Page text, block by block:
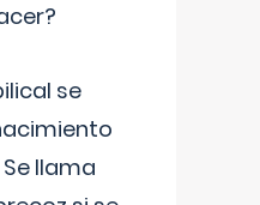
se
llama